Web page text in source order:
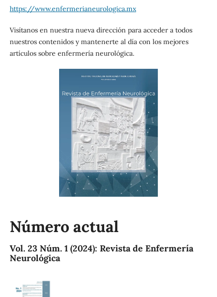
https://www.enfermerianeurologica.mx
Visítanos en nuestra nueva dirección para acceder a todos
nuestros contenidos y mantenerte al día con los mejores
artículos sobre enfermería neurológica.
Número actual
Vol. 23 Núm. 1 (2024): Revista de Enfermería
Neurológica